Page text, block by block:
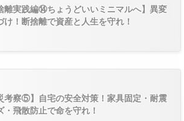
離実践編⑭ちょうどいいミニマルへ】異変
け！断捨離で資産と人生を守れ！
考察⑤】自宅の安全対策！家具固定・耐震
・飛散防止で命を守れ！